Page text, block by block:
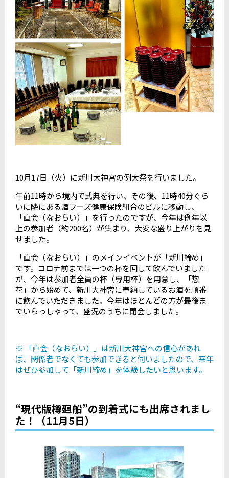
10月17日（火）に新川大神宮の例大祭を行いました。
午前11時から境内で式典を行い、その後、11時40分ぐら
いに隣にある酒フーズ健康保険組合のビルに移動し、
「直会（なおらい）」を行ったのですが、今年は例年以
上の参加者（約200名）が集まり、大変な盛り上がりを見
せました。
「直会（なおらい）」のメインイベントが「新川締め」
です。コロナ前までは一つの杯を回して飲んでいました
が、今年は参加者全員の杯（専用杯）を用意し、「惣
花」から始めて、新川大神宮に奉納しているお酒を順番
に飲んでいただきました。今年はほとんどの方が最後ま
でいらっしゃって、盛況のうちに閉会しました。
※ 「直会（なおらい）」は新川大神宮への信心があれ
ば、関係者でなくても参加できると伺いましたので、来年
はぜひ参加して「新川締め」を体験したいと思います。
“現代版樽廻船”の到着式にも出席されまし
た！（11月5日）